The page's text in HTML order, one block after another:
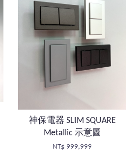
神保電器 SLIM SQUARE
Metallic 示意圖
NT$ 999,999